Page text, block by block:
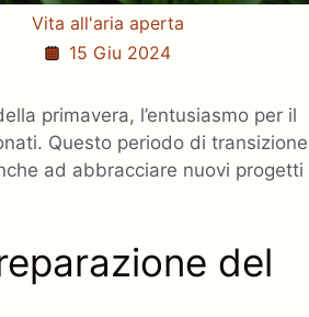
Vita all'aria aperta
15 Giu 2024
primavera, l’entusiasmo per il
Questo periodo di transizione
ad abbracciare nuovi progetti
del